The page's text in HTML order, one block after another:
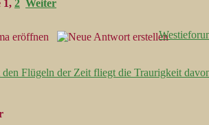
1, 2 Weiter
Flügeln der Zeit fliegt die Traurigkeit